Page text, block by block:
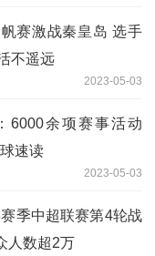
赛激战秦皇岛 选手
不遥远
2023-05-03
6000余项赛事活动
速读
2023-05-03
季中超联赛第4轮战
人数超2万